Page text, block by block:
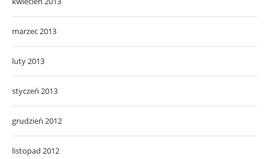
marzec 2013
luty 2013
styczeń 2013
grudzień 2012
listopad 2012